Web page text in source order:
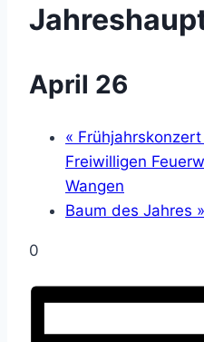
April 26
«
Freiwilligen
Wangen
Baum des Jahres »
0